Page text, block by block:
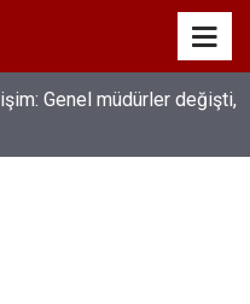
Genel müdürler değişti,